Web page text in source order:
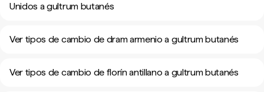
Unidos a gultrum butanés
Ver tipos de cambio de dram armenio a gultrum butanés
Ver tipos de cambio de florín antillano a gultrum butanés